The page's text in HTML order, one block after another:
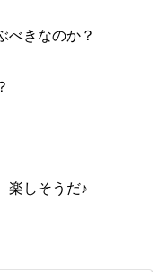
べきなのか？
楽しそうだ♪